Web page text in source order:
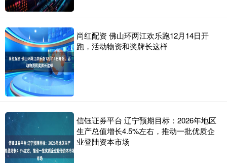
尚红配资 佛山环两江欢乐跑12月14日开
跑，活动物资和奖牌长这样
信钰证券平台 辽宁预期目标：2026年地区
生产总值增长4.5%左右，推动一批优质企
业登陆资本市场